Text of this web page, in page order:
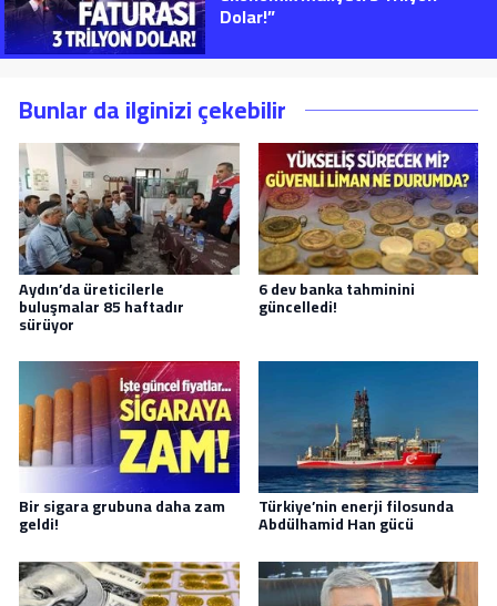
Dolar!”
Bunlar da ilginizi çekebilir
Aydın’da üreticilerle
buluşmalar 85 haftadır
sürüyor
6 dev banka tahminini
güncelledi!
Bir sigara grubuna daha zam
geldi!
Türkiye’nin enerji filosunda
Abdülhamid Han gücü